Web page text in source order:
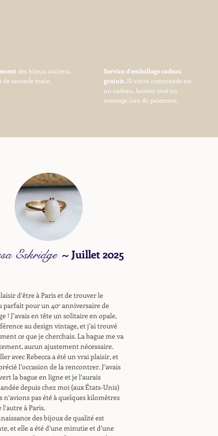
des bijoux anciens,
de seconde main.
Service d’emballage cadeau
gratuit. Si votre commande est
un cadeau, laissez-moi un
message lors du paiement.
Eskridge ~Juillet 2025
d’être à Paris et de trouver le
parfait pour un 40ᵉ anniversaire de
! J’avais en tête un solitaire en opale,
au design vintage, et j’ai trouvé
ce que je cherchais. La bague me va
aucun ajustement nécessaire.
avec Rebecca a été un vrai plaisir, et
l’occasion de la rencontrer. J’avais
la bague en ligne et je l’aurais
depuis chez moi (aux États-Unis)
n’avions pas été à quelques kilomètres
l’autre à Paris.
des bijoux de qualité est
et elle a été d’une minutie et d’une